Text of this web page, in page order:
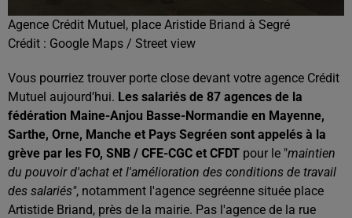
Agence Crédit Mutuel, place Aristide Briand à Segré
Crédit : Google Maps / Street view
Vous pourriez trouver porte close devant votre agence Crédit
Mutuel aujourd’hui. Les salariés de 87 agences de la
fédération Maine-Anjou Basse-Normandie en Mayenne,
Sarthe, Orne, Manche et Pays Segréen sont appelés à la
grève par les FO, SNB / CFE-CGC et CFDT pour le "maintien
du pouvoir d'achat et l'amélioration des conditions de travail
des salariés", notamment l'agence segréenne située place
Artistide Briand, près de la mairie. Pas l'agence de la rue